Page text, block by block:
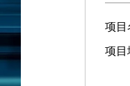
项
项